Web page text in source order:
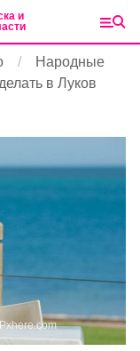
и
Народные
в Луков
Pxhere.com